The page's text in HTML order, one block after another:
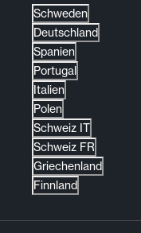
Schweden
Deutschland
Spanien
Portugal
Italien
Polen
Schweiz IT
Schweiz FR
Griechenland
Finnland